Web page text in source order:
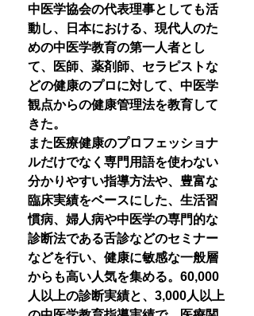
中医学協会の代表理事としても活
動し、日本における、現代人のた
めの中医学教育の第一人者とし
て、医師、薬剤師、セラピストな
どの健康のプロに対して、中医学
観点からの健康管理法を教育して
きた。
また医療健康のプロフェッショナ
ルだけでなく専門用語を使わない
分かりやすい指導方法や、豊富な
臨床実績をベースにした、生活習
慣病、婦人病や中医学の専門的な
診断法である舌診などのセミナー
などを行い、健康に敏感な一般層
からも高い人気を集める。60,000
人以上の診断実績と、3,000人以上